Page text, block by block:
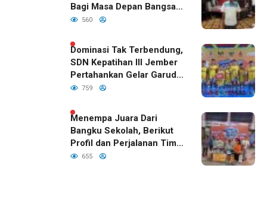
Bagi Masa Depan Bangsa
Indonesia
560
Dominasi Tak Terbendung,
SDN Kepatihan III Jember
Pertahankan Gelar Garuda
Cup 2026
759
Menempa Juara Dari
Bangku Sekolah, Berikut
Profil dan Perjalanan Tim
Basket SDN Kepatihan III
655